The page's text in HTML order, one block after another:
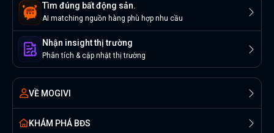
Tìm đúng bất động sản.
AI matching nguồn hàng phù hợp nhu cầu
Nhận insight thị trường
Phân tích & cập nhật thị trường
VỀ MOGIVI
KHÁM PHÁ BĐS